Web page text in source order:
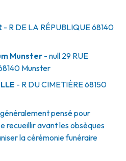
- R DE LA RÉPUBLIQUE68140
Munster - null 29 RUE
Munster
- R DU CIMETIÈRE68150
pensé pour
recueillir avant les obsèques
la cérémonie funéraire